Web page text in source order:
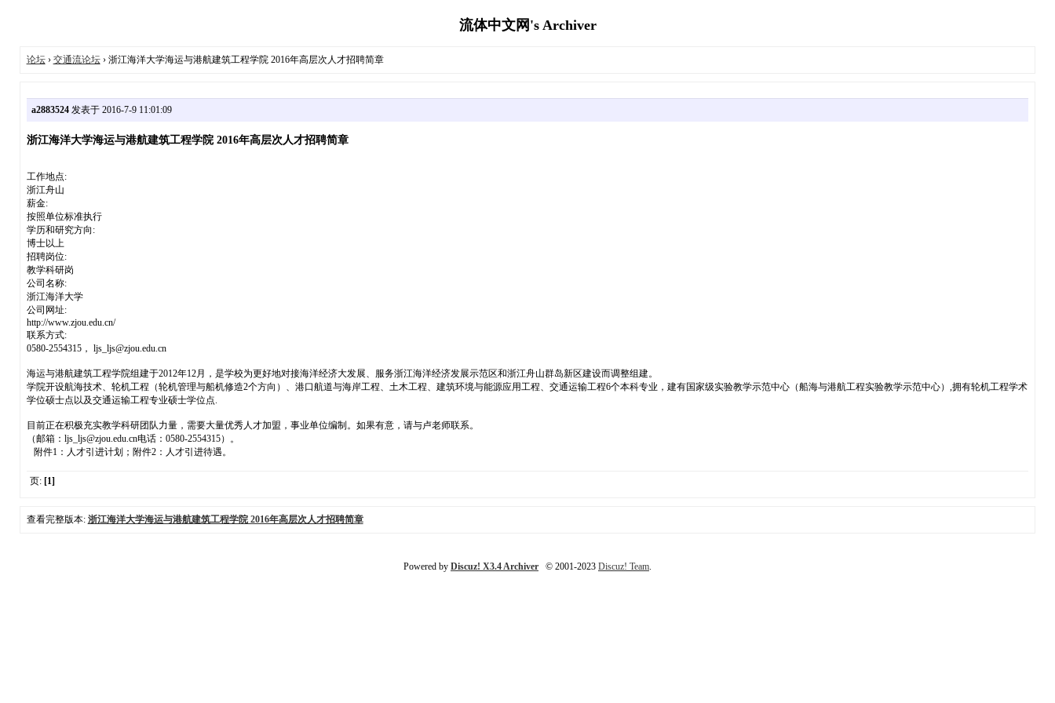
流体中文网's Archiver
论坛› 交通流论坛› 浙江海洋大学海运与港航建筑工程学院 2016年高层次人才招聘简章
a2883524发表于 2016-7-9 11:01:09
浙江海洋大学海运与港航建筑工程学院 2016年高层次人才招聘简章
工作地点:
浙江舟山
薪金:
按照单位标准执行
学历和研究方向:
博士以上
招聘岗位:
教学科研岗
公司名称:
浙江海洋大学
公司网址:
http://www.zjou.edu.cn/
联系方式:
0580-2554315， ljs_ljs@zjou.edu.cn
海运与港航建筑工程学院组建于2012年12月，是学校为更好地对接海洋经济大发展、服务浙江海洋经济发展示范区和浙江舟山群岛新区建设而调整组建。
学院开设航海技术、轮机工程（轮机管理与船机修造2个方向）、港口航道与海岸工程、土木工程、建筑环境与能源应用工程、交通运输工程6个本科专业，建有国家级实验教学示范中心（船海与港航工程实验教学示范中心）,拥有轮机工程学术
学位硕士点以及交通运输工程专业硕士学位点.
目前正在积极充实教学科研团队力量，需要大量优秀人才加盟，事业单位编制。如果有意，请与卢老师联系。
（邮箱：ljs_ljs@zjou.edu.cn电话：0580-2554315）。
附件1：人才引进计划；附件2：人才引进待遇。
页: [1]
查看完整版本: 浙江海洋大学海运与港航建筑工程学院 2016年高层次人才招聘简章
Powered by Discuz! X3.4 Archiver © 2001-2023 Discuz! Team.